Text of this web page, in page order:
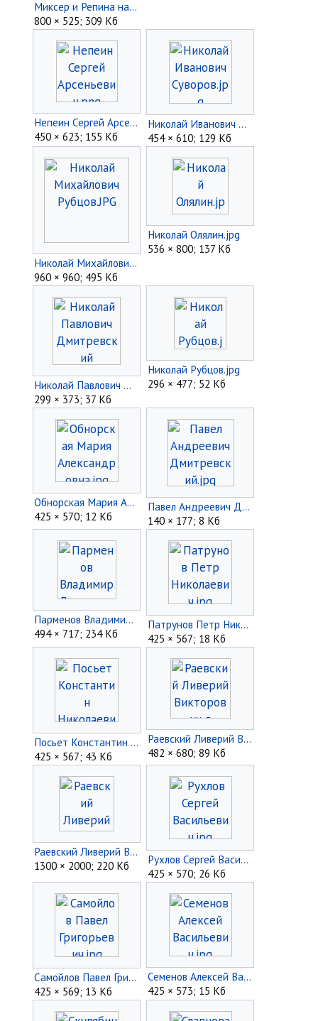
Миксер и Репина на репетиции.jpg
800 × 525; 309 Кб
Непеин Сергей Арсеньевич.png
450 × 623; 155 Кб
Николай Иванович Суворов.jpg
454 × 610; 129 Кб
Николай Михайлович Рубцов.JPG
960 × 960; 495 Кб
Николай Олялин.jpg
536 × 800; 137 Кб
Николай Павлович Дмитревский автопортрет.jpg
299 × 373; 37 Кб
Николай Рубцов.jpg
296 × 477; 52 Кб
Обнорская Мария Александровна.jpg
425 × 570; 12 Кб
Павел Андреевич Дмитревский.jpg
140 × 177; 8 Кб
Парменов Владимир Дмитриевич.jpg
494 × 717; 234 Кб
Патрунов Петр Николаевич.jpg
425 × 567; 18 Кб
Посьет Константин Николаевич.jpg
425 × 567; 43 Кб
Раевский Ливерий Викторович в возрасте.jpg
482 × 680; 89 Кб
Раевский Ливерий Викторович.jpg
1300 × 2000; 220 Кб
Рухлов Сергей Васильевич.jpg
425 × 570; 26 Кб
Самойлов Павел Григорьевич.jpg
425 × 569; 13 Кб
Семенов Алексей Васильевич.jpg
425 × 573; 15 Кб